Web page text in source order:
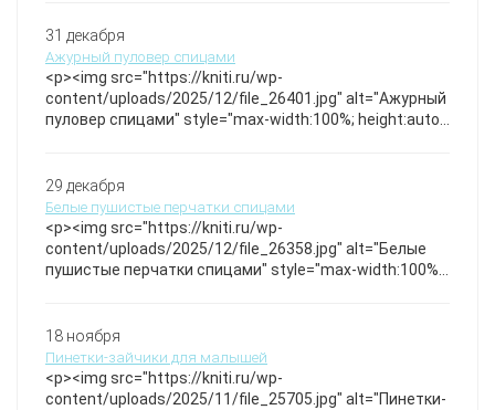
31 декабря
Ажурный пуловер спицами
<p><img src="https://kniti.ru/wp-
content/uploads/2025/12/file_26401.jpg" alt="Ажурный
пуловер спицами" style="max-width:100%; height:auto;"
эффект легкости и изящества. Рукава и нижний край
оформлены мелкой сеткой, придающей изделию
неповторимый стиль и текстуру. Красивый джемпер.
Спицы
29 декабря
Белые пушистые перчатки спицами
<p><img src="https://kniti.ru/wp-
content/uploads/2025/12/file_26358.jpg" alt="Белые
пушистые перчатки спицами" style="max-width:100%;
Изысканный ворс и плотная вязка создают эффект
нежности и уюта. МК по вязанию тёплых варежек
спицами! Варежки связаны плотным узором.
18 ноября
Пинетки-зайчики для малышей
<p><img src="https://kniti.ru/wp-
content/uploads/2025/11/file_25705.jpg" alt="Пинетки-